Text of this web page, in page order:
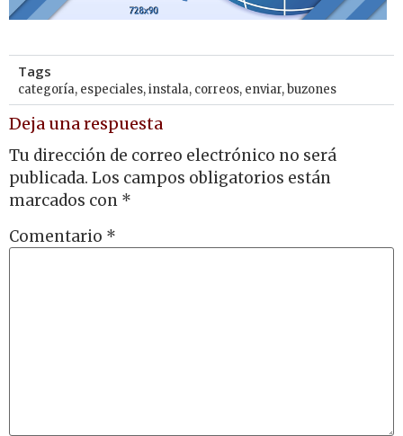
Tags
categoría, especiales,instala, correos, enviar,buzones
Deja una respuesta
Tu dirección de correo electrónico no será
publicada. Los campos obligatorios están
marcados con *
Comentario *